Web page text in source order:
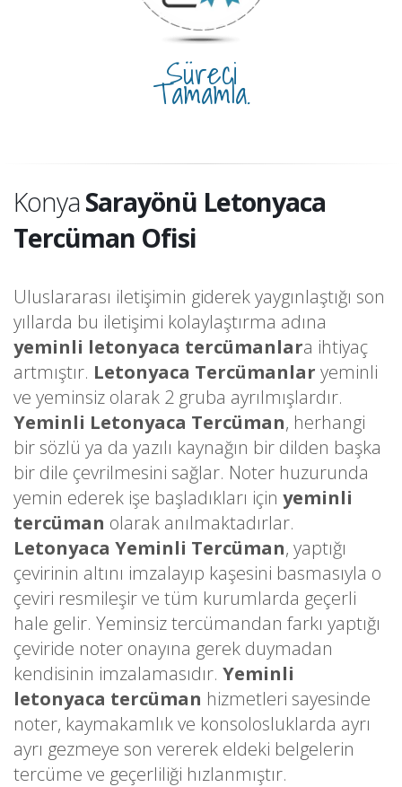
Süreci
Tamamla.
KonyaSarayönü Letonyaca
Tercüman Ofisi
Uluslararası iletişimin giderek yaygınlaştığı son
yıllarda bu iletişimi kolaylaştırma adına
yeminli letonyaca tercümanlara ihtiyaç
artmıştır. Letonyaca Tercümanlar yeminli
ve yeminsiz olarak 2 gruba ayrılmışlardır.
Yeminli Letonyaca Tercüman, herhangi
bir sözlü ya da yazılı kaynağın bir dilden başka
bir dile çevrilmesini sağlar. Noter huzurunda
yemin ederek işe başladıkları için yeminli
tercüman olarak anılmaktadırlar.
Letonyaca Yeminli Tercüman, yaptığı
çevirinin altını imzalayıp kaşesini basmasıyla o
çeviri resmileşir ve tüm kurumlarda geçerli
hale gelir. Yeminsiz tercümandan farkı yaptığı
çeviride noter onayına gerek duymadan
kendisinin imzalamasıdır. Yeminli
letonyaca tercüman hizmetleri sayesinde
noter, kaymakamlık ve konsolosluklarda ayrı
ayrı gezmeye son vererek eldeki belgelerin
tercüme ve geçerliliği hızlanmıştır.